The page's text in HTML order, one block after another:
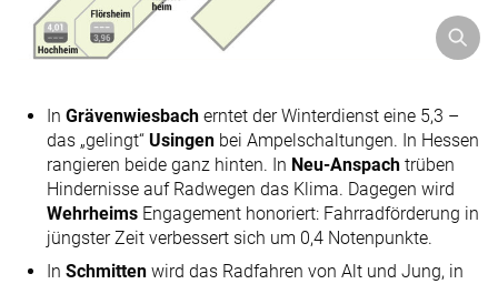
In Grävenwiesbacherntet der Winterdienst eine 5,3 –
das „gelingt“ Usingenbei Ampelschaltungen. In Hessen
rangieren beide ganz hinten. In Neu-Anspachtrüben
Hindernisse auf Radwegen das Klima. Dagegen wird
WehrheimsEngagement honoriert: Fahrradförderung in
jüngster Zeit verbessert sich um 0,4 Notenpunkte.
In Schmittenwird das Radfahren von Alt und Jung, in